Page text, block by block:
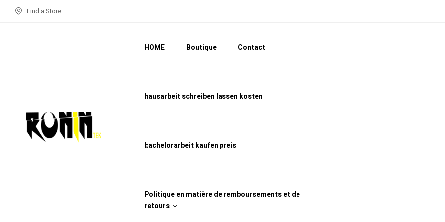
Find a Store
HOME Boutique Contact
hausarbeit schreiben lassen kosten
bachelorarbeit kaufen preis
Politique en matière de remboursements et de
retours